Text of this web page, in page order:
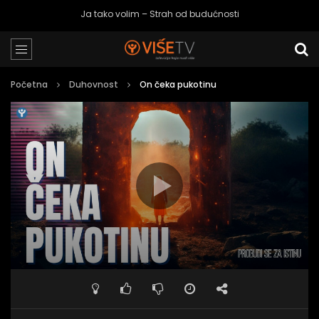
Ja tako volim – Strah od budućnosti
Početna Duhovnost On čeka pukotinu